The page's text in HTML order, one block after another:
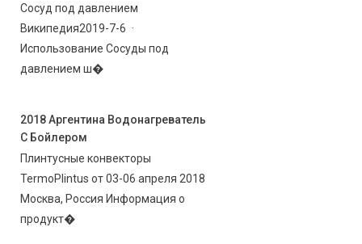
Сосуд под давлением
Википедия2019-7-6 ·
Использование Сосуды под
давлением ш�
2018 Аргентина Водонагреватель
С Бойлером
Плинтусные конвекторы
TermoPlintus от 03-06 апреля 2018
Москва, Россия Информация о
продукт�